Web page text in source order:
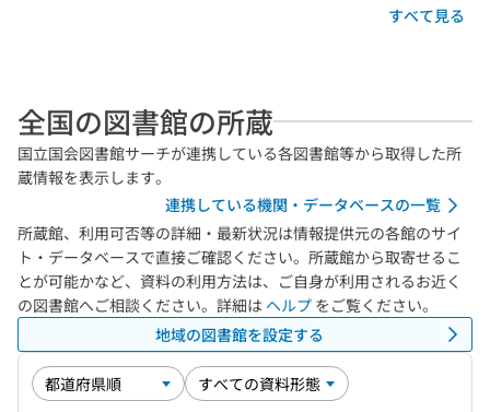
すべて見る
全国の図書館の所蔵
国立国会図書館サーチが連携している各図書館等から取得した所
蔵情報を表示します。
連携している機関・データベースの一覧
所蔵館、利用可否等の詳細・最新状況は情報提供元の各館のサイ
ト・データベースで直接ご確認ください。所蔵館から取寄せるこ
とが可能かなど、資料の利用方法は、ご自身が利用されるお近く
の図書館へご相談ください。詳細は ヘルプ をご覧ください。
地域の図書館を設定する